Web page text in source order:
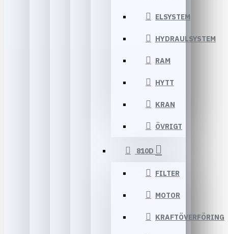
ELSYSTEM
HYDRAULSYSTEM
RAM
HYTT
KRAN
ÖVRIGT
810D
FILTER
MOTOR
KRAFTÖVERFÖRING